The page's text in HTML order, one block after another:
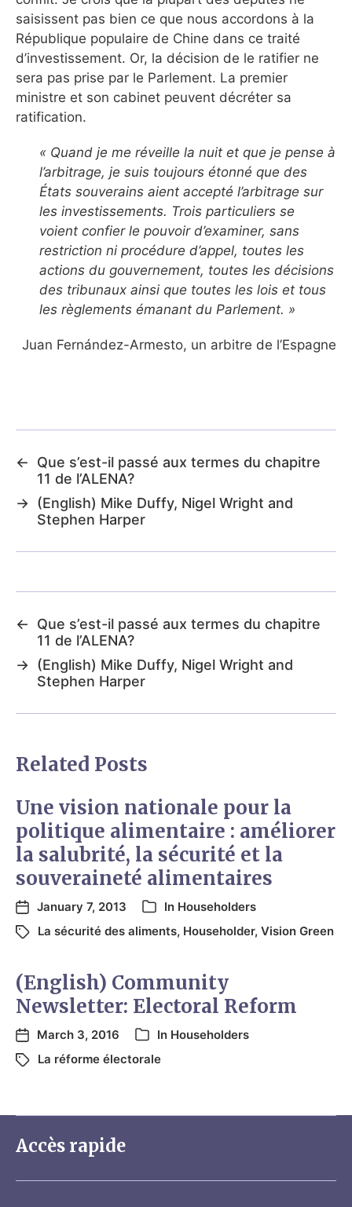
saisissent pas bien ce que nous accordons à la
République populaire de Chine dans ce traité
d’investissement. Or, la décision de le ratifier ne
sera pas prise par le Parlement. La premier
ministre et son cabinet peuvent décréter sa
ratification.
« Quand je me réveille la nuit et que je pense à
l’arbitrage, je suis toujours étonné que des
États souverains aient accepté l’arbitrage sur
les investissements. Trois particuliers se
voient confier le pouvoir d’examiner, sans
restriction ni procédure d’appel, toutes les
actions du gouvernement, toutes les décisions
des tribunaux ainsi que toutes les lois et tous
les règlements émanant du Parlement. »
Juan Fernández-Armesto, un arbitre de l’Espagne
←
Que s’est-il passé aux termes du chapitre
11 de l’ALENA?
→ (English) Mike Duffy, Nigel Wright and
Stephen Harper
←
Que s’est-il passé aux termes du chapitre
11 de l’ALENA?
→ (English) Mike Duffy, Nigel Wright and
Stephen Harper
Related Posts
Une vision nationale pour la
politique alimentaire : améliorer
la salubrité, la sécurité et la
souveraineté alimentaires
January 7, 2013 In Householders
La sécurité des aliments, Householder, Vision Green
(English) Community
Newsletter: Electoral Reform
March 3, 2016 In Householders
La réforme électorale
Accès rapide